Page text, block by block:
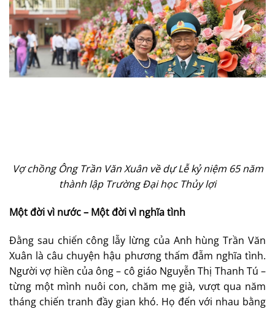
Vợ chồng Ông Trần Văn Xuân về dự Lễ kỷ niệm 65 năm
thành lập Trường Đại học Thủy lợi
Một đời vì nước – Một đời vì nghĩa tình
Đằng sau chiến công lẫy lừng của Anh hùng Trần Văn
Xuân là câu chuyện hậu phương thấm đẫm nghĩa tình.
Người vợ hiền của ông – cô giáo Nguyễn Thị Thanh Tú –
từng một mình nuôi con, chăm mẹ già, vượt qua năm
tháng chiến tranh đầy gian khó. Họ đến với nhau bằng